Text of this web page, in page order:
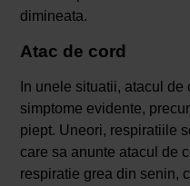
dimineata.
Atac de cord
In unele situatii, atacul
simptome evidente,
piept. Uneori, respiratiile
care sa anunte atacul de
respiratie grea din senin,